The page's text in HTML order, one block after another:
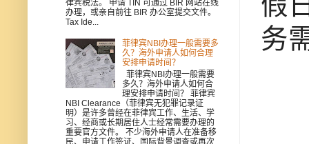
务
律宾税法。 申请 TIN 可通过 BIR 网站在线
办理，或亲自前往 BIR 办公室提交文件。
Tax Ide...
菲律宾NBI办理一般需要多
久？海外申请人如何合理
安排申请时间？
菲律宾NBI办理一般需要
多久？海外申请人如何合
理安排申请时间？ 菲律宾
NBI Clearance（菲律宾无犯罪记录证
明）是许多曾经在菲律宾工作、生活、学
习、经商或长期居住人士经常需要办理的
重要官方文件。 不少海外申请人在准备移
民、申请工作签证、国际背景调查或再次